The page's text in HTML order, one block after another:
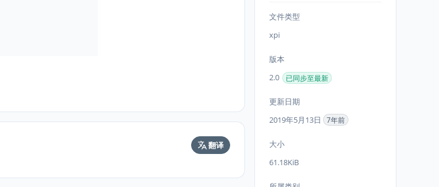
翻译
文件类型
xpi
版本
2.0
已同步至最新
更新日期
2019年5月13日
7年前
大小
61.18KiB